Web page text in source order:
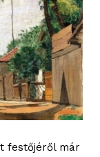
festőjéről már